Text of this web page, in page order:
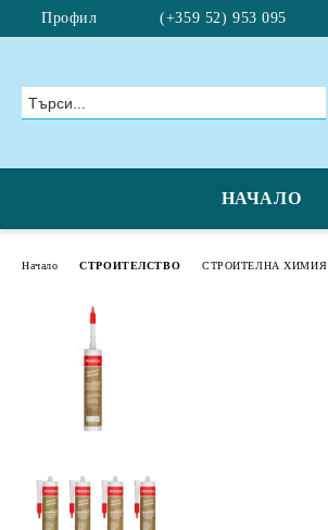
Профил (+359 52) 953 095
НАЧАЛО
Начало СТРОИТЕЛСТВО СТРОИТЕЛНА ХИМИЯ